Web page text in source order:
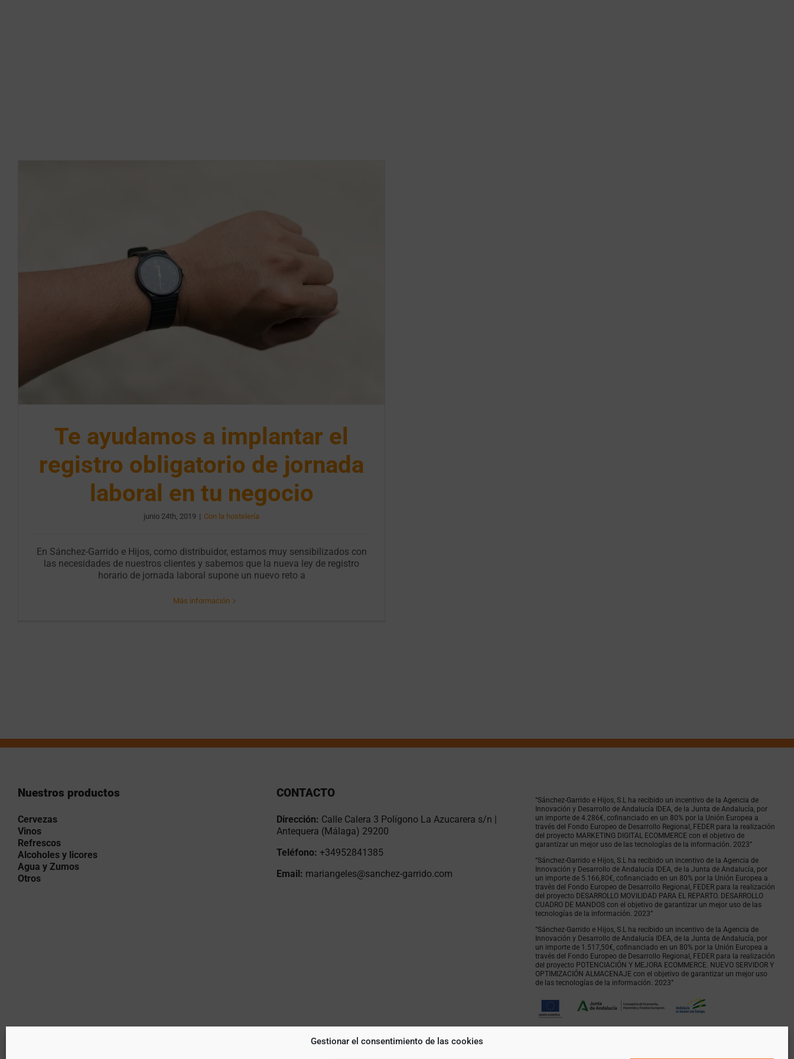
Gestionar el consentimiento de las cookies
Te ayudamos a implantar el
registro obligatorio de jornada
laboral en tu negocio
junio 24th, 2019 | Con la hostelería
En Sánchez-Garrido e Hijos, como distribuidor, estamos muy sensibilizados con
las necesidades de nuestros clientes y sabemos que la nueva ley de registro
horario de jornada laboral supone un nuevo reto a
Más información
Nuestros productos
Cervezas
Vinos
Refrescos
Alcoholes y licores
Agua y Zumos
Otros
CONTACTO
Dirección: Calle Calera 3 Polígono La Azucarera s/n |
Antequera (Málaga) 29200
Teléfono: +34952841385
Email: mariangeles@sanchez-garrido.com
“Sánchez-Garrido e Hijos, S.L ha recibido un incentivo de la Agencia de
Innovación y Desarrollo de Andalucía IDEA, de la Junta de Andalucía, por
un importe de 4.286€, cofinanciado en un 80% por la Unión Europea a
través del Fondo Europeo de Desarrollo Regional, FEDER para la realización
del proyecto MARKETING DIGITAL ECOMMERCE con el objetivo de
garantizar un mejor uso de las tecnologías de la información. 2023”
“Sánchez-Garrido e Hijos, S.L ha recibido un incentivo de la Agencia de
Innovación y Desarrollo de Andalucía IDEA, de la Junta de Andalucía, por
un importe de 5.166,80€, cofinanciado en un 80% por la Unión Europea a
través del Fondo Europeo de Desarrollo Regional, FEDER para la realización
del proyecto DESARROLLO MOVILIDAD PARA EL REPARTO. DESARROLLO
CUADRO DE MANDOS con el objetivo de garantizar un mejor uso de las
tecnologías de la información. 2023”
“Sánchez-Garrido e Hijos, S.L ha recibido un incentivo de la Agencia de
Innovación y Desarrollo de Andalucía IDEA, de la Junta de Andalucía, por
un importe de 1.517,50€, cofinanciado en un 80% por la Unión Europea a
través del Fondo Europeo de Desarrollo Regional, FEDER para la realización
del proyecto POTENCIACIÓN Y MEJORA ECOMMERCE. NUEVO SERVIDOR Y
OPTIMIZACIÓN ALMACENAJE con el objetivo de garantizar un mejor uso
de las tecnologías de la información. 2023”